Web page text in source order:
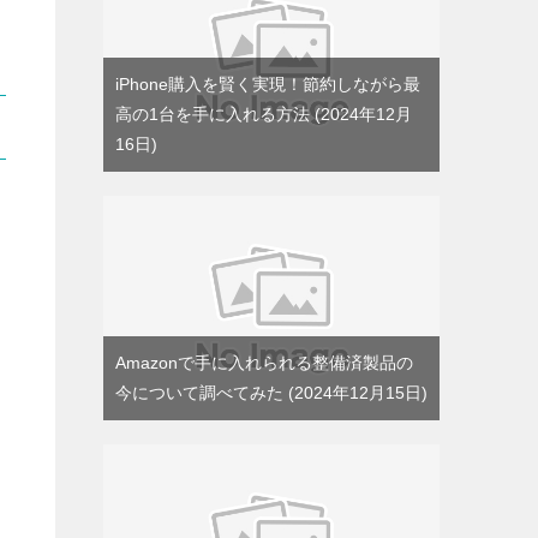
iPhone購入を賢く実現！節約しながら最
高の1台を手に入れる方法 2024年12月
16日
Amazonで手に入れられる整備済製品の
今について調べてみた
2024年12月15日